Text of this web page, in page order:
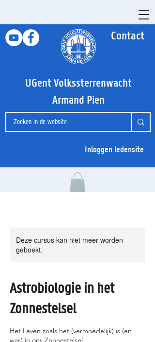
Contact
UGent Volkssterrenwacht
Armand Pien
Inloggen ledensite
Deze cursus kan niet meer worden
geboekt.
Astrobiologie in het
Zonnestelsel
Het Leven zoals het (vermoedelijk) is (en
was) in ons Zonnestelsel